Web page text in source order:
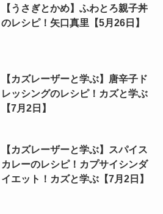
【うさぎとかめ】ふわとろ親子丼
のレシピ！矢口真里【5月26日】
【カズレーザーと学ぶ】唐辛子ド
レッシングのレシピ！カズと学ぶ
【7月2日】
【カズレーザーと学ぶ】スパイス
カレーのレシピ！カプサイシンダ
イエット！カズと学ぶ【7月2日】